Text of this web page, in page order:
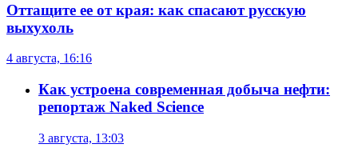
Оттащите ее от края: как спасают русскую
выхухоль
4 августа, 16:16
Как устроена современная добыча нефти:
репортаж Naked Science
3 августа, 13:03